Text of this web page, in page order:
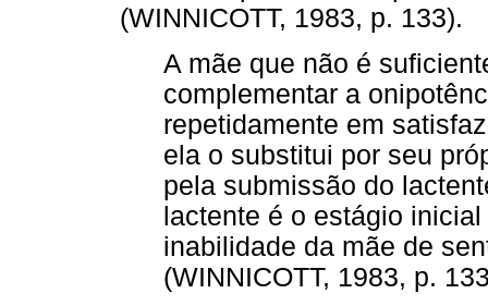
(WINNICOTT, 1983, p. 133).
A mãe que não é
complementar a
repetidamente em
ela o substitui por seu
pela submissão do
lactente é o estágio
inabilidade da mãe de
(WINNICOTT, 1983, p.